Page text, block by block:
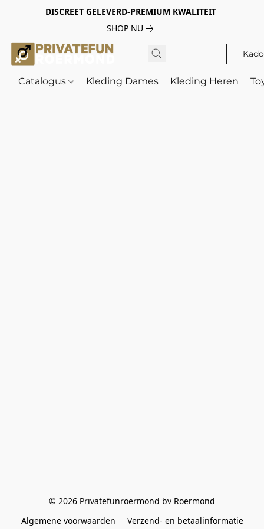
DISCREET GELEVERD-PREMIUM KWALITEIT
SHOP NU
Catalogus Kleding Dames Kleding Heren
© 2026 Privatefunroermond bv Roermond
Algemene voorwaarden
Verzend- en betaalinformatie